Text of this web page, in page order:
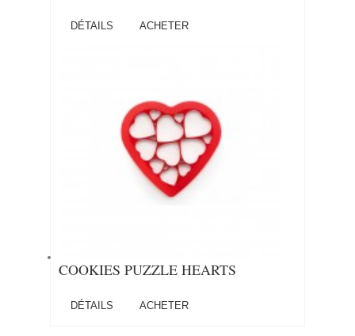
DÉTAILS ACHETER
COOKIES PUZZLE HEARTS
DÉTAILS ACHETER